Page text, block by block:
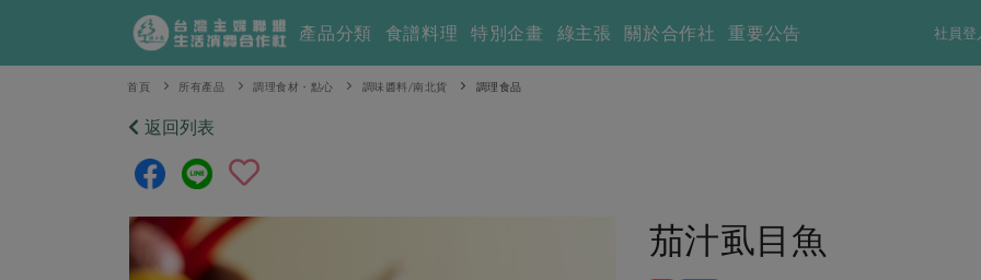
社員登
產品分類 食譜料理 特別企畫 綠主張 關於合作社 重要公告
首頁 所有產品 調理食材・點心 調味醬料/南北貨 調理食品
返回列表
茄汁虱目魚